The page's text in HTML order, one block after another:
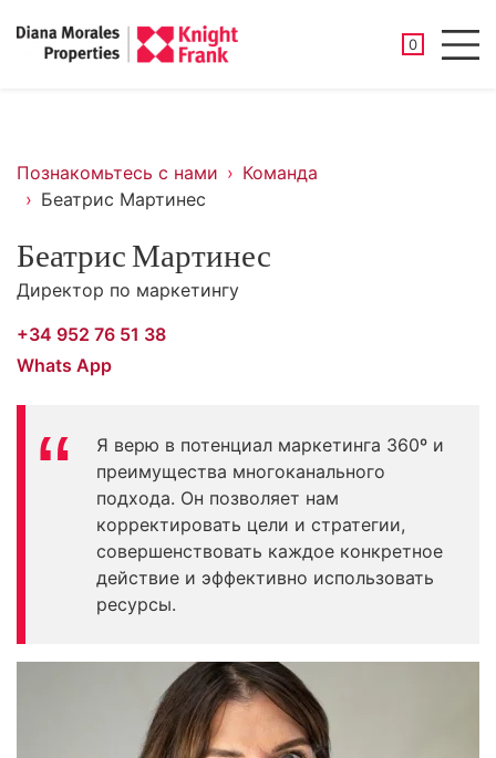
0
Познакомьтесь с нами
Команда
Беатрис Мартинес
Беатрис Мартинес
Директор по маркетингу
+34 952 76 51 38
Whats App
Я верю в потенциал маркетинга 360º и
преимущества многоканального
подхода. Он позволяет нам
корректировать цели и стратегии,
совершенствовать каждое конкретное
действие и эффективно использовать
ресурсы.